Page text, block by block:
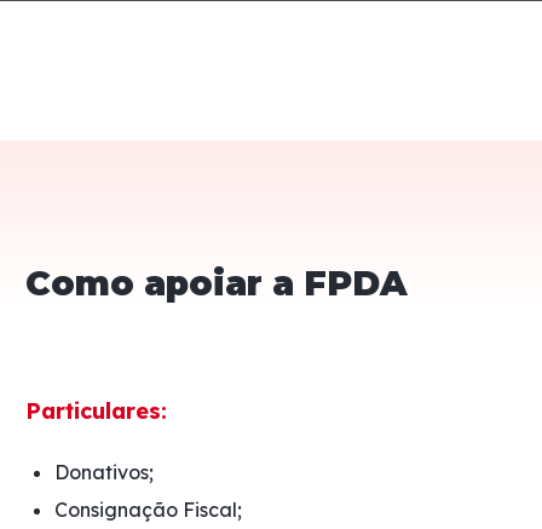
Como apoiar a FPDA
Particulares:
Donativos;
Consignação Fiscal;